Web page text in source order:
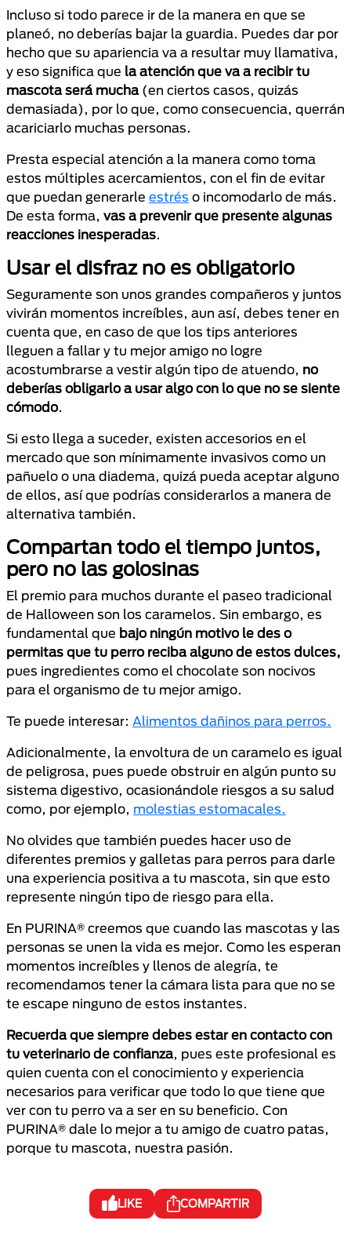
Incluso si todo parece ir de la manera en que se
planeó, no deberías bajar la guardia. Puedes dar por
hecho que su apariencia va a resultar muy llamativa,
y eso significa que la atención que va a recibir tu
mascota será mucha (en ciertos casos, quizás
demasiada), por lo que, como consecuencia, querrán
acariciarlo muchas personas.
Presta especial atención a la manera como toma
estos múltiples acercamientos, con el fin de evitar
que puedan generarle estrés o incomodarlo de más.
De esta forma, vas a prevenir que presente algunas
reacciones inesperadas
Usar el disfraz no es obligatorio
Seguramente son unos grandes compañeros y juntos
vivirán momentos increíbles, aun así, debes tener en
cuenta que, en caso de que los tips anteriores
lleguen a fallar y tu mejor amigo no logre
acostumbrarse a vestir algún tipo de atuendo, no
deberías obligarlo a usar algo con lo que no se siente
cómodo.
Si esto llega a suceder, existen accesorios en el
mercado que son mínimamente invasivos como un
pañuelo o una diadema, quizá pueda aceptar alguno
de ellos, así que podrías considerarlos a manera de
alternativa también.
Compartan todo el tiempo juntos,
pero no las golosinas
El premio para muchos durante el paseo tradicional
de Halloween son los caramelos. Sin embargo, es
fundamental que bajo ningún motivo le des o
permitas que tu perro reciba alguno de estos dulces,
pues ingredientes como el chocolate son nocivos
para el organismo de tu mejor amigo.
Te puede interesar: Alimentos dañinos para perros.
Adicionalmente, la envoltura de un caramelo es igual
de peligrosa, pues puede obstruir en algún punto su
sistema digestivo, ocasionándole riesgos a su salud
como, por ejemplo, molestias estomacales.
No olvides que también puedes hacer uso de
diferentes premios y galletas para perros para darle
una experiencia positiva a tu mascota, sin que esto
represente ningún tipo de riesgo para ella.
En PURINA® creemos que cuando las mascotas y las
personas se unen la vida es mejor. Como les esperan
momentos increíbles y llenos de alegría, te
recomendamos tener la cámara lista para que no se
te escape ninguno de estos instantes.
Recuerda que siempre debes estar en contacto con
tu veterinario de confianza , pues este profesional es
quien cuenta con el conocimiento y experiencia
necesarios para verificar que todo lo que tiene que
ver con tu perro va a ser en su beneficio. Con
PURINA® dale lo mejor a tu amigo de cuatro patas,
porque tu mascota, nuestra pasión.
LIKE COMPARTIR